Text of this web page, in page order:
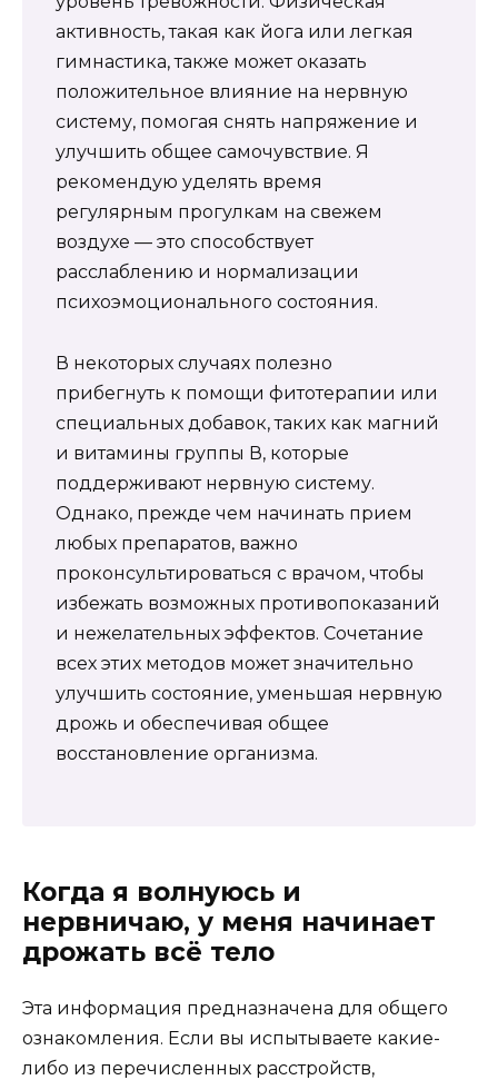
активность, такая как йога или легкая
гимнастика, также может оказать
положительное влияние на нервную
систему, помогая снять напряжение и
улучшить общее самочувствие. Я
рекомендую уделять время
регулярным прогулкам на свежем
воздухе — это способствует
расслаблению и нормализации
психоэмоционального состояния.
В некоторых случаях полезно
прибегнуть к помощи фитотерапии или
специальных добавок, таких как магний
и витамины группы В, которые
поддерживают нервную систему.
Однако, прежде чем начинать прием
любых препаратов, важно
проконсультироваться с врачом, чтобы
избежать возможных противопоказаний
и нежелательных эффектов. Сочетание
всех этих методов может значительно
улучшить состояние, уменьшая нервную
дрожь и обеспечивая общее
восстановление организма.
Когда я волнуюсь и
нервничаю, у меня начинает
дрожать всё тело
Эта информация предназначена для общего
ознакомления. Если вы испытываете какие-
либо из перечисленных расстройств,